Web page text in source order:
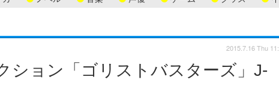
ション「ゴリストバスターズ」J-
2015.7.16 Thu